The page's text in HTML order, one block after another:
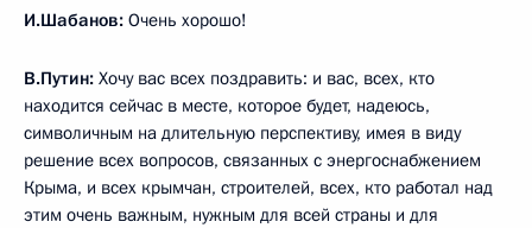
И.Шабанов: Очень хорошо!
В.Путин: Хочу вас всех поздравить: и вас, всех, кто
находится сейчас в месте, которое будет, надеюсь,
символичным на длительную перспективу, имея в виду
решение всех вопросов, связанных с энергоснабжением
Крыма, и всех крымчан, строителей, всех, кто работал над
этим очень важным, нужным для всей страны и для